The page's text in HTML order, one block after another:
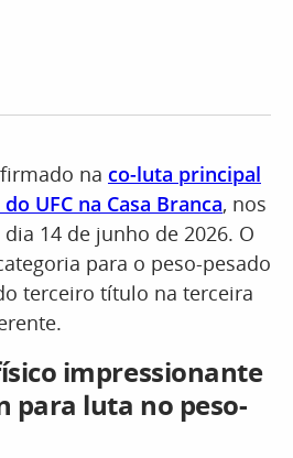
na co-luta principal
UFC na Casa Branca, nos
14 de junho de 2026. O
para o peso-pesado
terceiro título na terceira
impressionante
para luta no peso-